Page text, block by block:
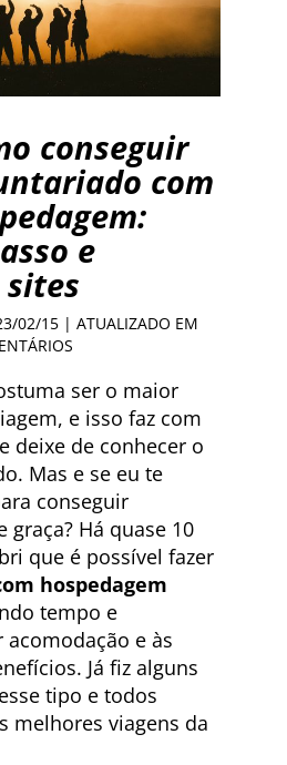
conseguir
com
e
02/15 | ATUALIZADO EM
ser o maior
e isso faz com
deixe de conhecer o
Mas e se eu te
conseguir
graça? Há quase 10
que é possível fazer
hospedagem
tempo e
e às
Já fiz alguns
tipo e todos
melhores viagens da